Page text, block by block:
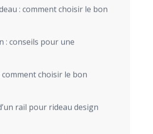
: comment choisir le bon
: conseils pour une
choisir le bon
rail pour rideau design